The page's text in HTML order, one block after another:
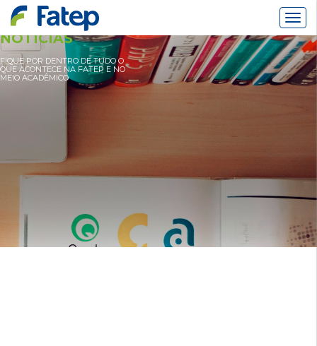
NOTÍCIAS
FIQUE POR DENTRO DE TUDO O
QUE ACONTECE NA FATEP E NO
MEIO ACADÊMICO